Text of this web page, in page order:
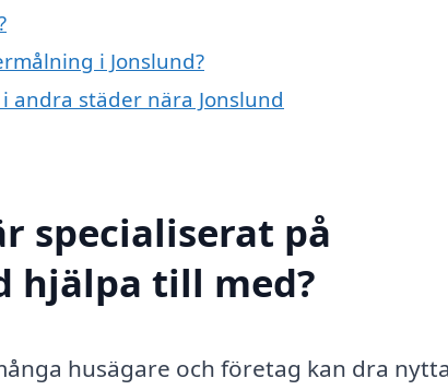
i Jonslund?
andra städer nära Jonslund
specialiserat på
hjälpa till med?
husägare och företag kan dra